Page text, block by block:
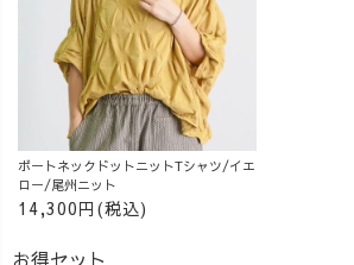
😆(笑) ぜひご覧
ください♪
ボートネックドットニットTシャツ/イエ
ロー/尾州ニット
14,300円(税込)
お得セット